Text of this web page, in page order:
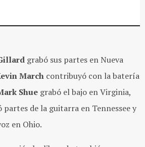
grabó sus partes en Nueva
March contribuyó con la batería
Shue grabó el bajo en Virginia,
partes de la guitarra en Tennessee y
en Ohio.